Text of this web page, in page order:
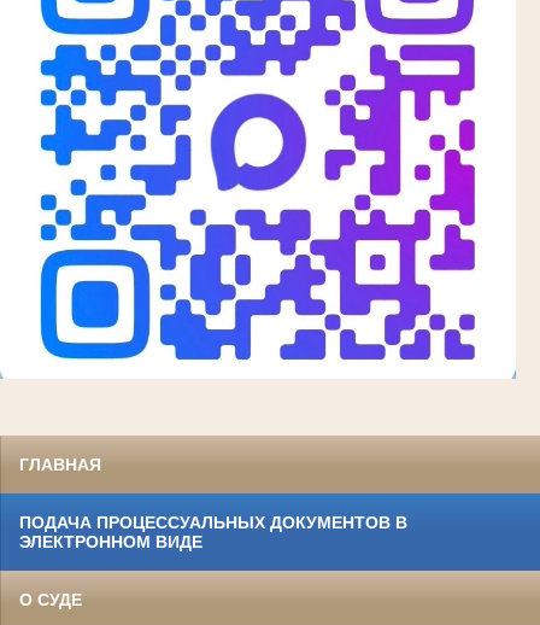
ГЛАВНАЯ
ПОДАЧА ПРОЦЕССУАЛЬНЫХ ДОКУМЕНТОВ В
ЭЛЕКТРОННОМ ВИДЕ
О СУДЕ